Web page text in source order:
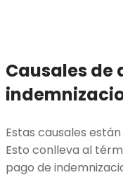
Causales de
Estas causales
Esto conlleva al
pago de